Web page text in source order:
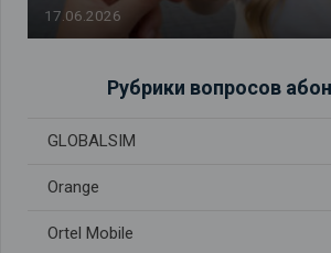
17.06.2026
Рубрики вопросов
GLOBALSIM
Orange
Ortel Mobile